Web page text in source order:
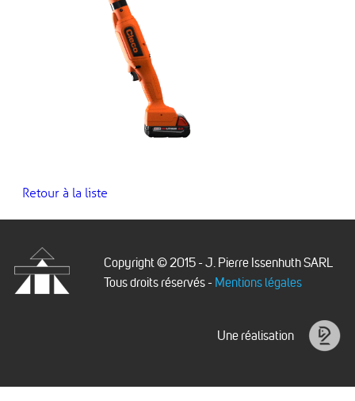
Retour à la liste
Copyright © 2015 - J. Pierre Issenhuth SARL
Tous droits réservés - Mentions légales
Une réalisation